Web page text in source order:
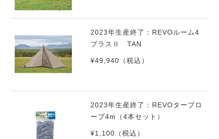
2023年生産終了：REVOルーム4
プラスⅡ TAN
¥49,940 （税込）
2023年生産終了：REVOタープロ
ープ4m（4本セット）
¥1,100 （税込）